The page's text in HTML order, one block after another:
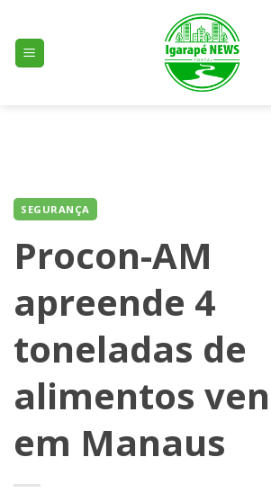
content
SEGURANÇA
Procon-AM
apreende 4
toneladas de
alimentos
em Manaus